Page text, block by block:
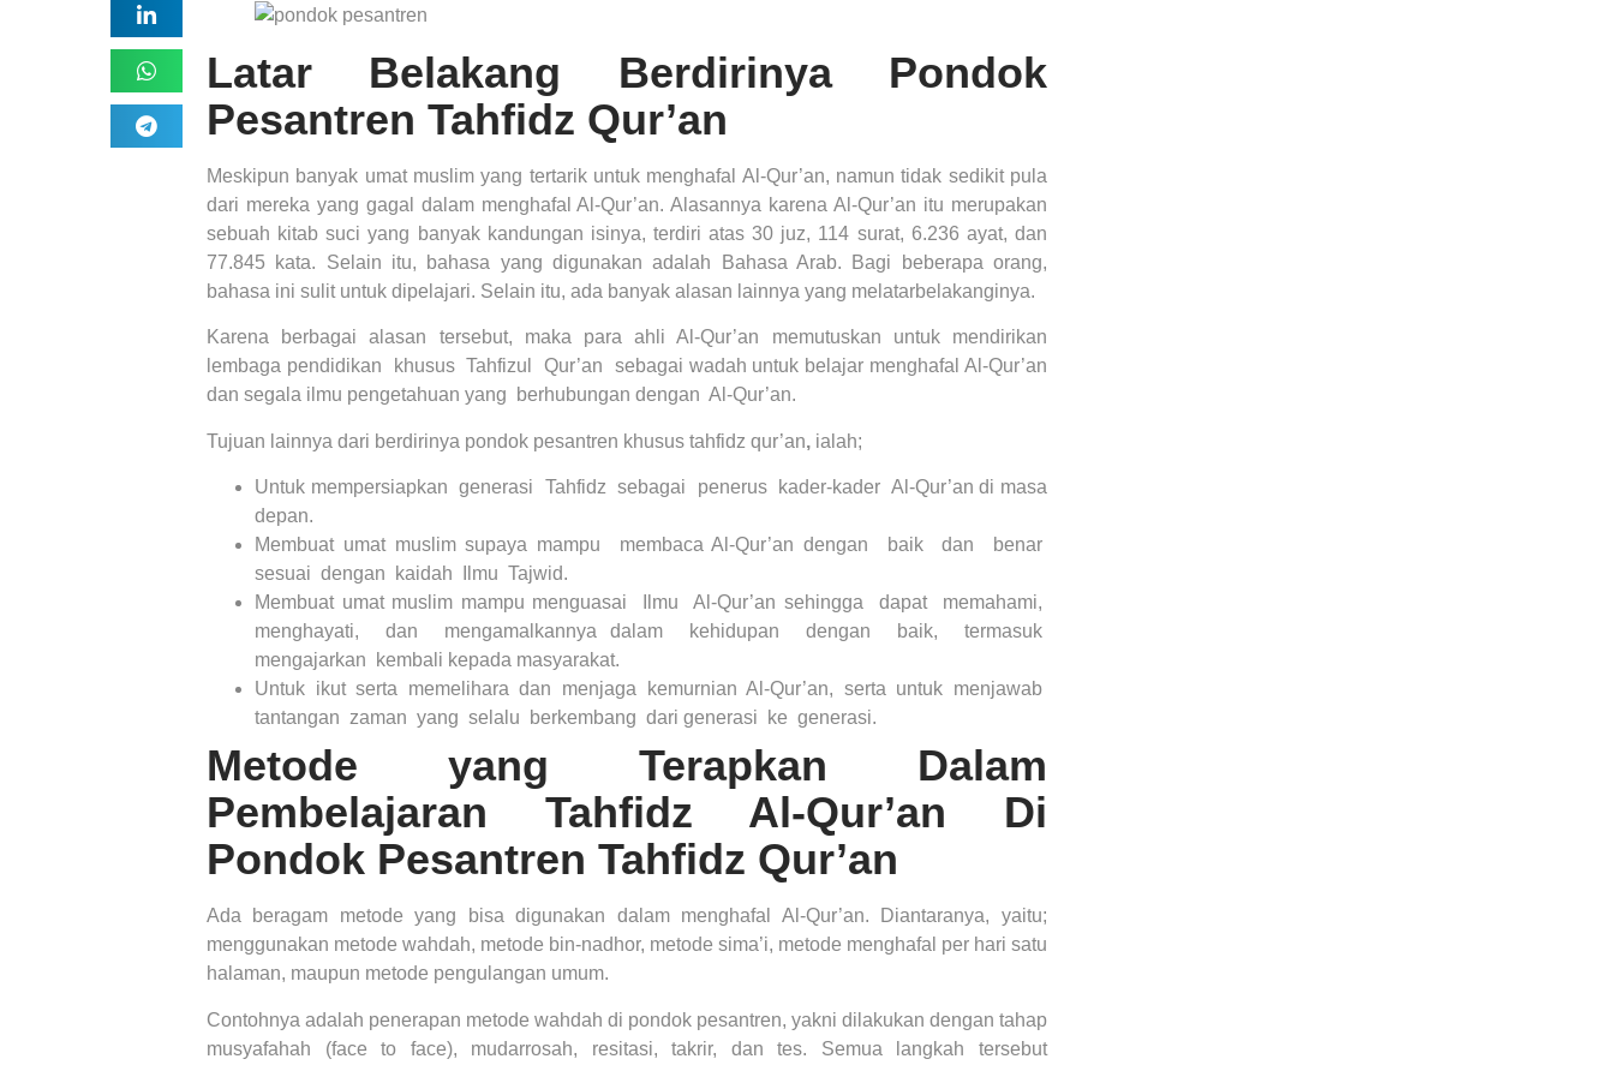
Latar Belakang Berdirinya Pondok
Pesantren Tahfidz Qur’an
Meskipun banyak umat muslim yang tertarik untuk menghafal Al-Qur’an, namun tidak sedikit pula
dari mereka yang gagal dalam menghafal Al-Qur’an. Alasannya karena Al-Qur’an itu merupakan
sebuah kitab suci yang banyak kandungan isinya, terdiri atas 30 juz, 114 surat, 6.236 ayat, dan
77.845 kata. Selain itu, bahasa yang digunakan adalah Bahasa Arab. Bagi beberapa orang,
bahasa ini sulit untuk dipelajari. Selain itu, ada banyak alasan lainnya yang melatarbelakanginya.
Karena berbagai alasan tersebut, maka para ahli Al-Qur’an memutuskan untuk mendirikan
lembaga pendidikan khusus Tahfizul Qur’an sebagai wadah untuk belajar menghafal Al-Qur’an
dan segala ilmu pengetahuan yang berhubungan dengan Al-Qur’an.
Tujuan lainnya dari berdirinya pondok pesantren khusus tahfidz qur’an, ialah;
Untuk mempersiapkan generasi Tahfidz sebagai penerus kader-kader Al-Qur’an di masa
depan.
Membuat umat muslim supaya mampu membaca Al-Qur’an dengan baik dan benar
sesuai dengan kaidah Ilmu Tajwid.
Membuat umat muslim mampu menguasai Ilmu Al-Qur’an sehingga dapat memahami,
menghayati, dan mengamalkannya dalam kehidupan dengan baik, termasuk
mengajarkan kembali kepada masyarakat.
Untuk ikut serta memelihara dan menjaga kemurnian Al-Qur’an, serta untuk menjawab
tantangan zaman yang selalu berkembang dari generasi ke generasi.
Metode yang Terapkan Dalam
Pembelajaran Tahfidz Al-Qur’an Di
Pondok Pesantren Tahfidz Qur’an
Ada beragam metode yang bisa digunakan dalam menghafal Al-Qur’an. Diantaranya, yaitu;
menggunakan metode wahdah, metode bin-nadhor, metode sima’i, metode menghafal per hari satu
halaman, maupun metode pengulangan umum.
Contohnya adalah penerapan metode wahdah di pondok pesantren, yakni dilakukan dengan tahap
musyafahah (face to face), mudarrosah, resitasi, takrir, dan tes. Semua langkah tersebut